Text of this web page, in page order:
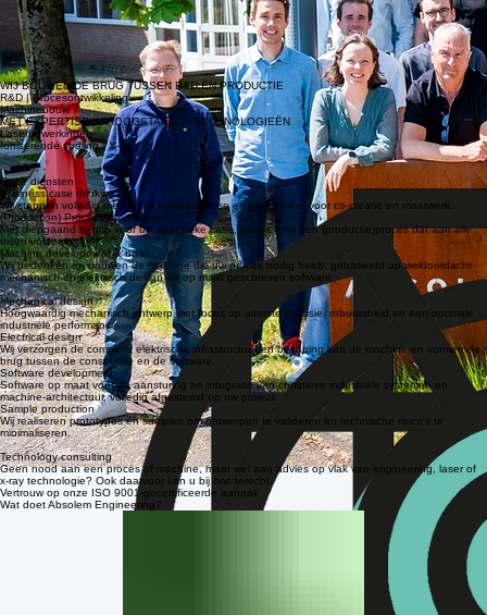
WIJ BOUWEN DE BRUG TUSSEN R&D EN PRODUCTIE
R&D | Procesontwikkeling
Machinebouw
MET EXPERTISE IN HOOGSTAANDE TECHNOLOGIEËN
Laserbewerkingen
Ioniserende straling | X-ray
Onze diensten
Business case thinking
Wij stappen volledig mee in uw business case en gaan volop voor co-creatie en maatwerk.
(Production) Process development
Met diepgaand begrip voor uw specifieke case, bouwen wij een (productie)proces dat aan alle
eisen voldoet.
Machine development & build
Wij bedenken en bouwen de machine die uw proces nodig heeft, gebaseerd op weldoordacht
mechanisch en elektrisch design en op maat geschreven software.
Mechanical design
Hoogwaardig mechanisch ontwerp met focus op uiterste precisie, robuustheid en een optimale
industriële performance.
Electrical design
Wij verzorgen de complete elektrische infrastructuur en besturing van de machine en vormen de
brug tussen de constructie en de software.
Software development
Software op maat voor de aansturing en integratie van complexe industriële systemen en
machine-architectuur, volledig afgestemd op uw project.
Sample production
Wij realiseren prototypes en samples om ontwerpen te valideren en technische risico's te
minimaliseren.
Technology consulting
Geen nood aan een proces of machine, maar wel aan advies op vlak van engineering, laser of
x-ray technologie? Ook daarvoor kan u bij ons terecht.